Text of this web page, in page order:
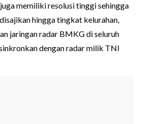
memiliki resolusi tinggi sehingga
hingga tingkat kelurahan,
jaringan radar BMKG di seluruh
dengan radar milik TNI